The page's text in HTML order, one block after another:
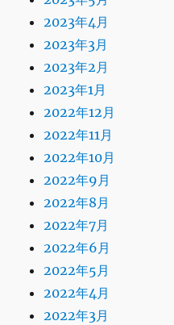
2023年4月
2023年3月
2023年2月
2023年1月
2022年12月
2022年11月
2022年10月
2022年9月
2022年8月
2022年7月
2022年6月
2022年5月
2022年4月
2022年3月